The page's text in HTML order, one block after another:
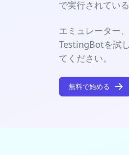
で実行されてい
エミュレーター
TestingBotを試
てください。
無料で始める